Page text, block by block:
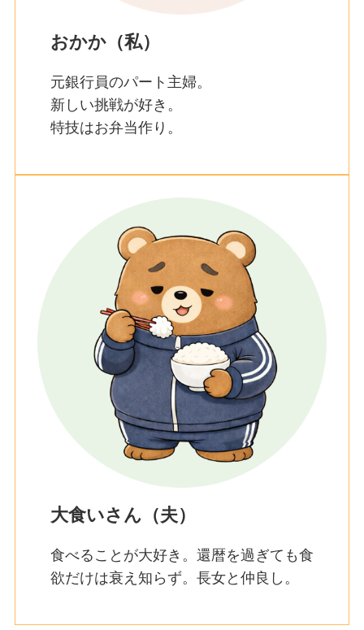
おかか（私）
元銀行員のパート主婦。
新しい挑戦が好き。
特技はお弁当作り。
大食いさん（夫）
食べることが大好き。還暦を過ぎても食
欲だけは衰え知らず。長女と仲良し。